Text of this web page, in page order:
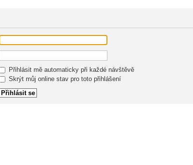
Přihlásit mě automaticky při každé návštěvě
Skrýt můj online stav pro toto přihlášení